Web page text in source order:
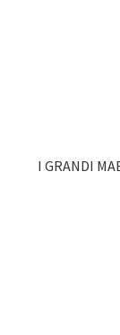
I GRANDI